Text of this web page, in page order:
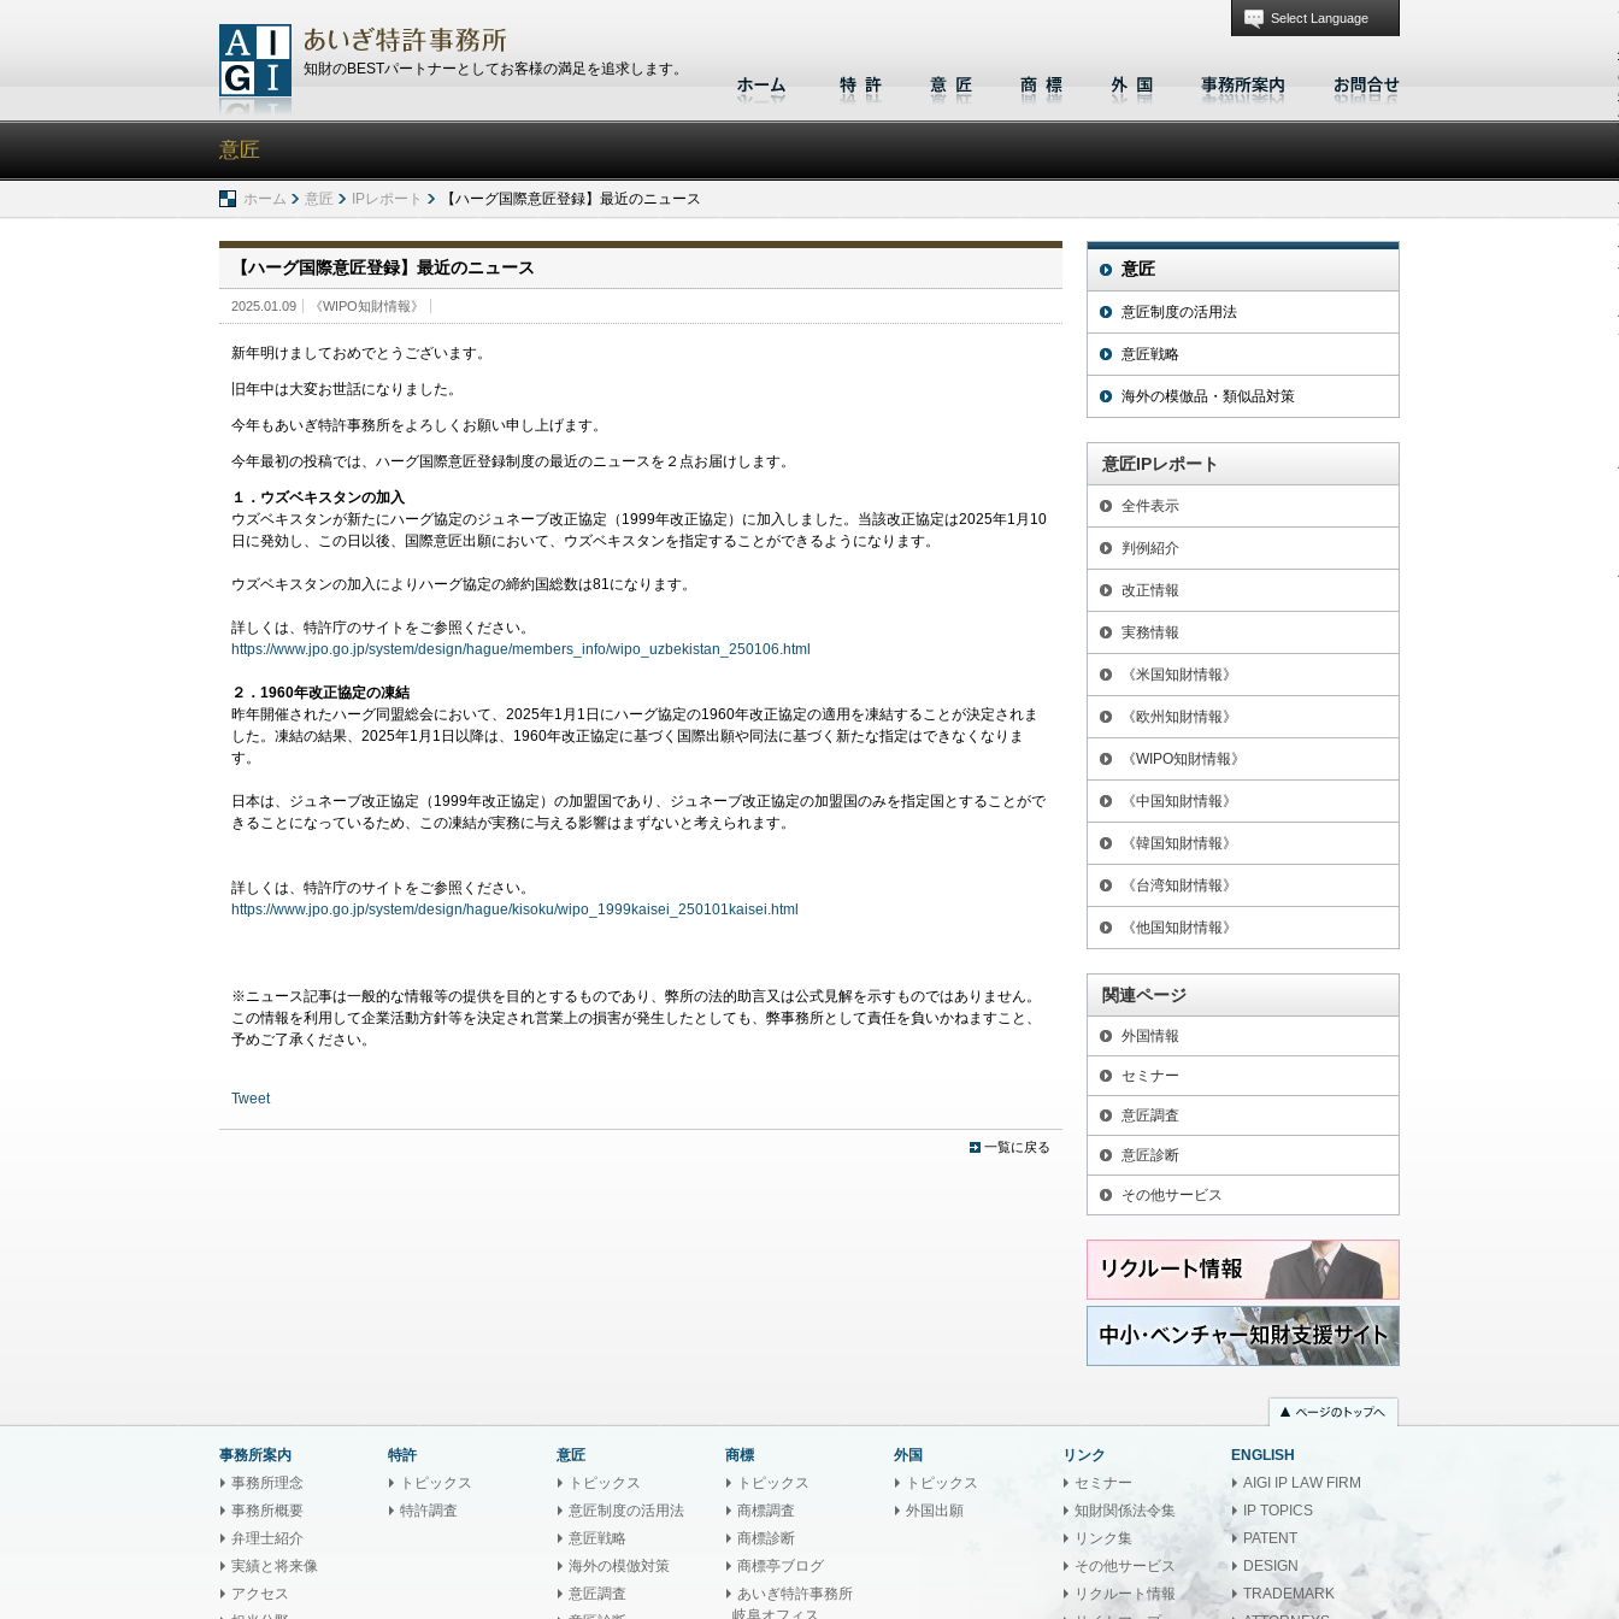
知財のBESTパートナーとしてお客様の満足を追求します。
Select Language
意匠
ホーム 意匠 IPレポート 【ハーグ国際意匠登録】最近のニュース
【ハーグ国際意匠登録】最近のニュース
2025.01.09 《WIPO知財情報》
新年明けましておめでとうございます。
旧年中は大変お世話になりました。
今年もあいぎ特許事務所をよろしくお願い申し上げます。
今年最初の投稿では、ハーグ国際意匠登録制度の最近のニュースを２点お届けします。
１．ウズベキスタンの加入
ウズベキスタンが新たにハーグ協定のジュネーブ改正協定（1999年改正協定）に加入しました。当該改正協定は2025年1月10
日に発効し、この日以後、国際意匠出願において、ウズベキスタンを指定することができるようになります。
ウズベキスタンの加入によりハーグ協定の締約国総数は81になります。
詳しくは、特許庁のサイトをご参照ください。
https://www.jpo.go.jp/system/design/hague/members_info/wipo_uzbekistan_250106.html
２．1960年改正協定の凍結
昨年開催されたハーグ同盟総会において、2025年1月1日にハーグ協定の1960年改正協定の適用を凍結することが決定されま
した。凍結の結果、2025年1月1日以降は、1960年改正協定に基づく国際出願や同法に基づく新たな指定はできなくなりま
す。
日本は、ジュネーブ改正協定（1999年改正協定）の加盟国であり、ジュネーブ改正協定の加盟国のみを指定国とすることがで
きることになっているため、この凍結が実務に与える影響はまずないと考えられます。
詳しくは、特許庁のサイトをご参照ください。
https://www.jpo.go.jp/system/design/hague/kisoku/wipo_1999kaisei_250101kaisei.html
※ニュース記事は一般的な情報等の提供を目的とするものであり、弊所の法的助言又は公式見解を示すものではありません。
この情報を利用して企業活動方針等を決定され営業上の損害が発生したとしても、弊事務所として責任を負いかねますこと、
予めご了承ください。
Tweet
一覧に戻る
意匠
意匠制度の活用法
意匠戦略
海外の模倣品・類似品対策
意匠IPレポート
全件表示
判例紹介
改正情報
実務情報
《米国知財情報》
《欧州知財情報》
《WIPO知財情報》
《中国知財情報》
《韓国知財情報》
《台湾知財情報》
《他国知財情報》
関連ページ
外国情報
セミナー
意匠調査
意匠診断
その他サービス
事務所案内
事務所理念
事務所概要
弁理士紹介
実績と将来像
アクセス
特許
トピックス
特許調査
意匠
トピックス
意匠制度の活用法
意匠戦略
海外の模倣対策
意匠調査
商標
トピックス
商標調査
商標診断
商標亭ブログ
あいぎ特許事務所
外国
トピックス
外国出願
リンク
セミナー
知財関係法令集
リンク集
その他サービス
リクルート情報
ENGLISH
AIGI IP LAW FIRM
IP TOPICS
PATENT
DESIGN
TRADEMARK